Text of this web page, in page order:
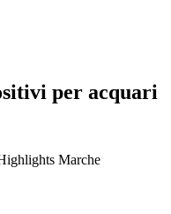
per acquari
Marche